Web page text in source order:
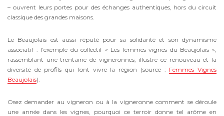
– ouvrent leurs portes pour des échanges authentiques, hors du circuit
classique des grandes maisons.
Le Beaujolais est aussi réputé pour sa solidarité et son dynamisme
associatif : l’exemple du collectif « Les femmes vignes du Beaujolais »,
rassemblant une trentaine de vigneronnes, illustre ce renouveau et la
diversité de profils qui font vivre la région (source : Femmes Vignes
Beaujolais).
Osez demander au vigneron ou à la vigneronne comment se déroule
une année dans les vignes, pourquoi ce terroir donne tel arôme en